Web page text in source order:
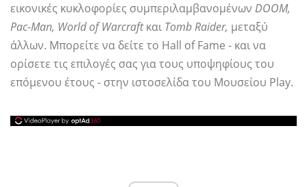
εικονικές κυκλοφορίες συμπεριλαμβανομένων DOOM,
Pac-Man, World of Warcraftκαι Tomb Raider, μεταξύ
άλλων. Μπορείτε να δείτε το Hall of Fame - και να
ορίσετε τις επιλογές σας για τους υποψηφίους του
επόμενου έτους - στην ιστοσελίδα του Μουσείου Play.